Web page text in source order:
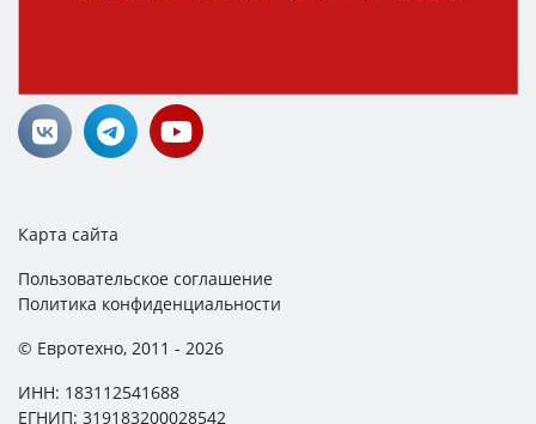
Карта сайта
Пользовательское соглашение
Политика конфиденциальности
© Евротехно, 2011 - 2026
ИНН: 183112541688
ЕГНИП: 319183200028542